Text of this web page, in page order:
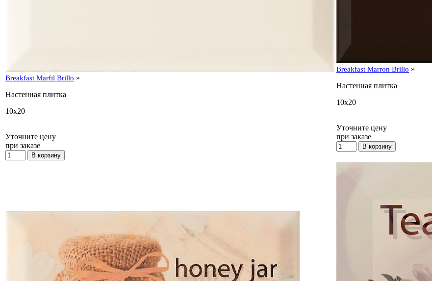
Breakfast Marfil Brillo »
Настенная плитка
10x20
Уточните цену
при заказе
Breakfast Marron Brillo »
Настенная плитка
10x20
Уточните цену
при заказе